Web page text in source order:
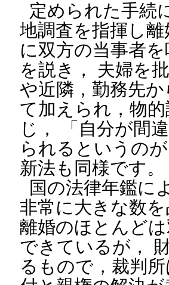
定められた手続
地調査を指揮し
に双方の当事者
を説き， 夫婦を
や近隣，勤務先
て加えられ，物
じ， 「自分が間
られるというの
新法も同様です。
国の法律年鑑に
非常に大きな数
離婚のほとんど
できているが，
るもので，裁判